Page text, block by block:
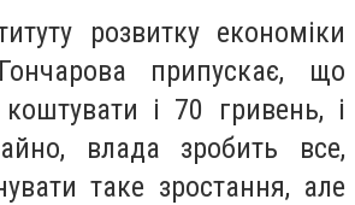
розвитку економіки
припускає, що
і 70 гривень, і
влада зробить все,
таке зростання, але